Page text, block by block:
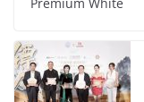
Premium White